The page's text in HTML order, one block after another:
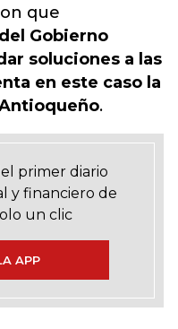
que
Gobierno
soluciones a las
en este caso la
.
primer diario
y financiero de
un clic
APP